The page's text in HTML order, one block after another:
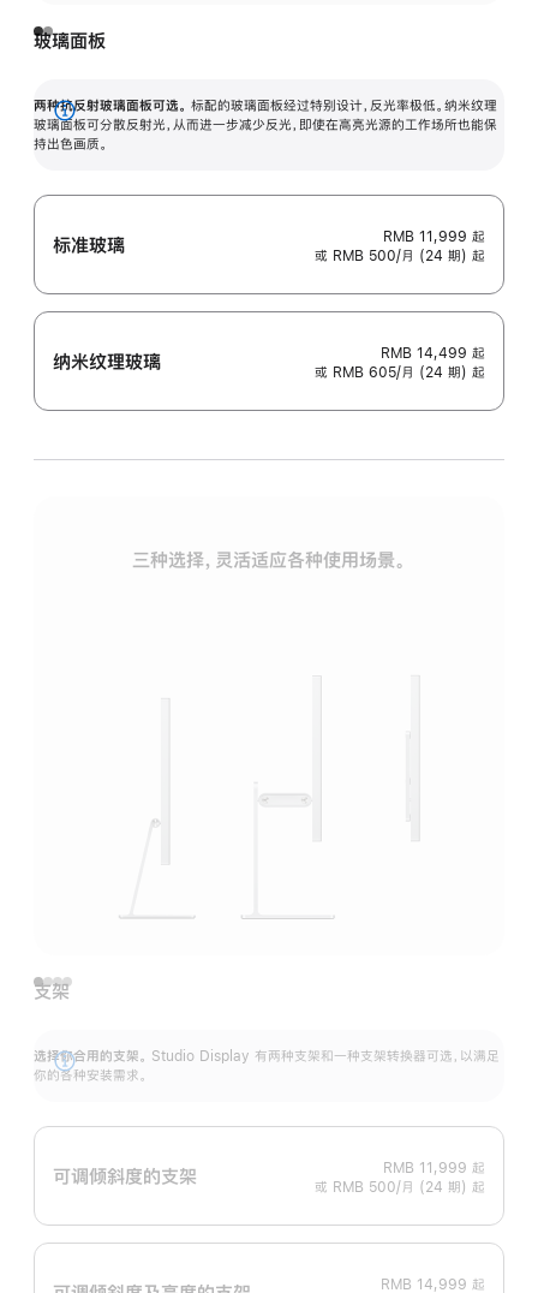
玻璃面板
两种抗反射玻璃面板可选。 标配的玻璃面板经过特别设计，反光率极低。纳米纹理
玻璃面板可分散反射光，从而进一步减少反光，即使在高亮光源的工作场所也能保
持出色画质。
展
开
标准玻璃 RMB 11,999 起
或 RMB 500/月 (24 期) 起
纳米纹理玻璃 RMB 14,499 起
或 RMB 605/月 (24 期) 起
三种选择，灵活适应各种使用场景。
支架
选择你合用的支架。 Studio Display 有两种支架和一种支架转换器可选，以满足
你的各种安装需求。
展
可调倾斜度的支架 RMB 11,999 起
或 RMB 500/月 (24 期) 起
RMB 14,999 起